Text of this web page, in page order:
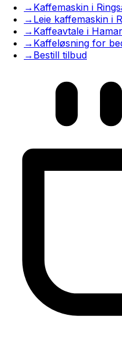
→ Kaffemaskin i
→ Leie kaffemaskin i
→ Kaffeavtale i Hamar
→ Kaffeløsning for
→ Bestill tilbud